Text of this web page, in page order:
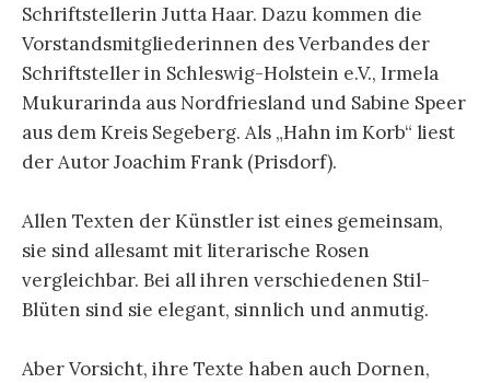
Schriftstellerin Jutta Haar. Dazu kommen die
Vorstandsmitgliederinnen des Verbandes der
Schriftsteller in Schleswig-Holstein e.V., Irmela
Mukurarinda aus Nordfriesland und Sabine Speer
aus dem Kreis Segeberg. Als „Hahn im Korb“ liest
der Autor Joachim Frank (Prisdorf).
Allen Texten der Künstler ist eines gemeinsam,
sie sind allesamt mit literarische Rosen
vergleichbar. Bei all ihren verschiedenen Stil-
Blüten sind sie elegant, sinnlich und anmutig.
Aber Vorsicht, ihre Texte haben auch Dornen,